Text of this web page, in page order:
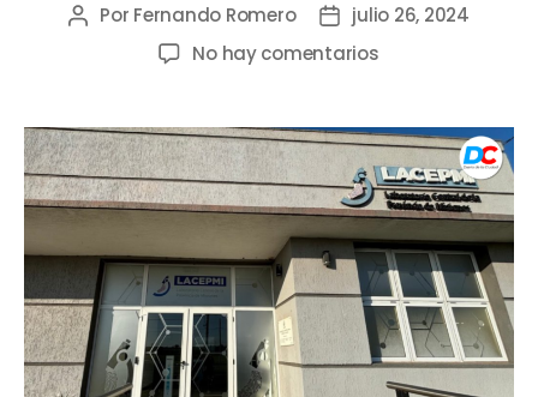
Por Fernando Romero
julio 26, 2024
No hay comentarios